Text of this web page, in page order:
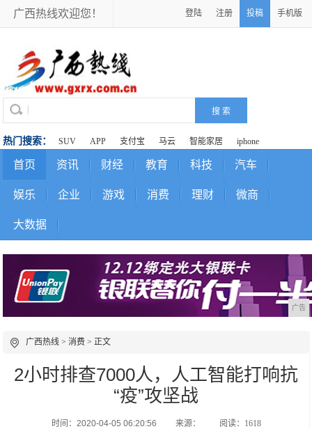
广西热线欢迎您！ 登陆 注册 投稿 手机版
热门搜索： SUV APP 支付宝 马云 智能家居 iphone
首页 资讯 财经 教育 科技 汽车
娱乐 企业 游戏 消费 理财 微商
大数据
广告
广西热线 >消费 > 正文
2小时排查7000人，人工智能打响抗
“疫”攻坚战
时间：2020-04-05 06:20:56 来源： 阅读：1618